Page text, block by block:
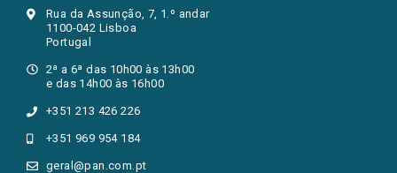
Rua da Assunção, 7, 1.º andar
1100-042 Lisboa
Portugal
2ª a 6ª das 10h00 às 13h00
e das 14h00 às 16h00
+351 213 426 226
+351 969 954 184
geral@pan.com.pt